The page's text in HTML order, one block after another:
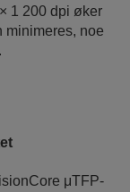
1 200 dpi øker
minimeres, noe
μTFP-